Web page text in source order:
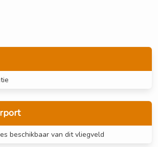
beschikbaar van dit vliegveld